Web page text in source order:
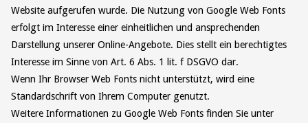
Website aufgerufen wurde. Die Nutzung von Google Web Fonts
erfolgt im Interesse einer einheitlichen und ansprechenden
Darstellung unserer Online-Angebote. Dies stellt ein berechtigtes
Interesse im Sinne von Art. 6 Abs. 1 lit. f DSGVO dar.
Wenn Ihr Browser Web Fonts nicht unterstützt, wird eine
Standardschrift von Ihrem Computer genutzt.
Weitere Informationen zu Google Web Fonts finden Sie unter